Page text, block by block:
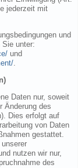
jederzeit mit
und
Sie unter:
und
.
Daten nur, soweit
Änderung des
Dies erfolgt auf
von Daten
gestattet.
nutzen wir nur,
des